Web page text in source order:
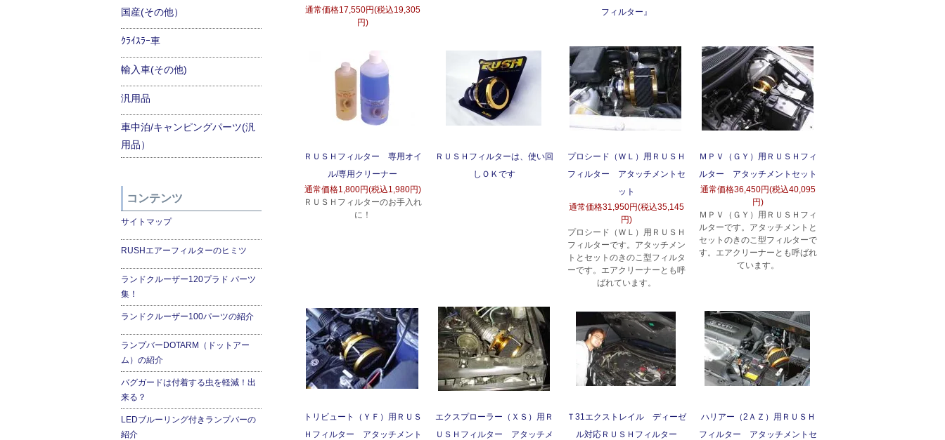
通常価格17,550円(税込19,305
円)
フィルター』
ＲＵＳＨフィルター 専用オイ
ル/専用クリーナー
通常価格1,800円(税込1,980円)
ＲＵＳＨフィルターのお手入れ
に！
ＲＵＳＨフィルターは、使い回
しＯＫです
プロシード（ＷＬ）用ＲＵＳＨ
フィルター アタッチメントセ
ット
通常価格31,950円(税込35,145
円)
プロシード（ＷＬ）用ＲＵＳＨ
フィルターです。アタッチメン
トとセットのきのこ型フィルタ
ーです。エアクリーナーとも呼
ばれています。
ＭＰＶ（ＧＹ）用ＲＵＳＨフィ
ルター アタッチメントセット
通常価格36,450円(税込40,095
円)
ＭＰＶ（ＧＹ）用ＲＵＳＨフィ
ルターです。アタッチメントと
セットのきのこ型フィルターで
す。エアクリーナーとも呼ばれ
ています。
トリビュート（ＹＦ）用ＲＵＳ
Ｈフィルター アタッチメント
エクスプローラー（ＸＳ）用Ｒ
ＵＳＨフィルター アタッチメ
Ｔ31エクストレイル ディーゼ
ル対応ＲＵＳＨフィルター
ハリアー（2ＡＺ）用ＲＵＳＨ
フィルター アタッチメントセ
国産(その他）
ｸﾗｲｽﾗｰ車
輸入車(その他)
汎用品
車中泊/キャンピングパーツ(汎
用品）
コンテンツ
サイトマップ
RUSHエアーフィルターのヒミツ
ランドクルーザー120プラド パーツ
集！
ランドクルーザー100パーツの紹介
ランプバーDOTARM（ドットアー
ム）の紹介
バグガードは付着する虫を軽減！出
来る？
LEDブルーリング付きランプバーの
紹介